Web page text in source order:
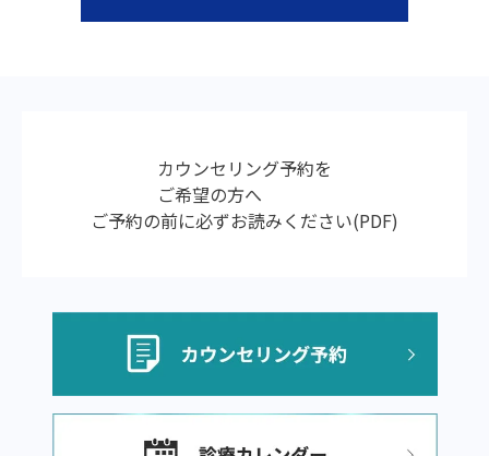
カウンセリング予約を
ご希望の方へ
ご予約の前に必ずお読みください(PDF)